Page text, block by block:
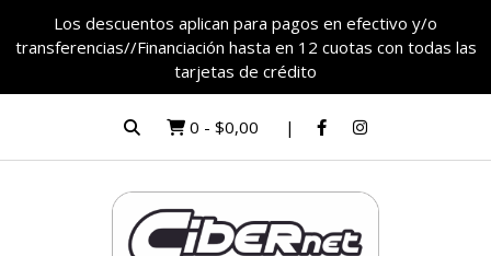
Los descuentos aplican para pagos en efectivo y/o
transferencias//Financiación hasta en 12 cuotas con todas las
tarjetas de crédito
0 - $0,00